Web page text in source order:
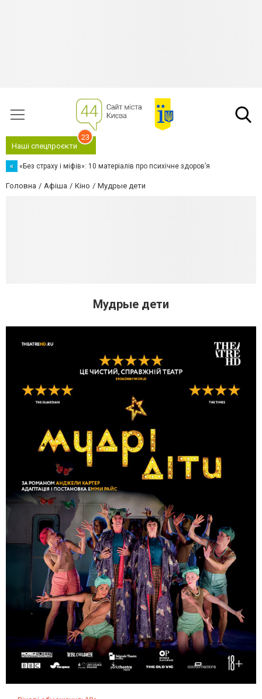
Наші спецпроєкти
23
« «Без страху і міфів»: 10 матеріалів про психічне здоров’я
Головна Афіша Кіно Мудрые дети
Мудрые дети